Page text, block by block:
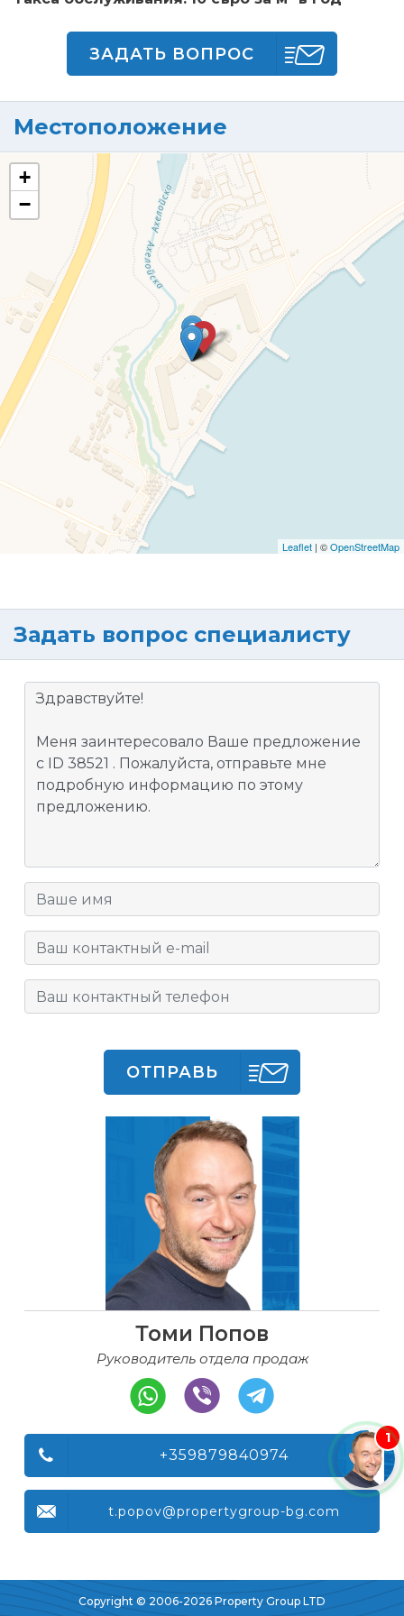
ЗАДАТЬ ВОПРОС
Местоположение
+
−
Leaflet | ©OpenStreetMap
Задать вопрос специалисту
ОТПРАВЬ
Томи Попов
Руководитель отдела продаж
+359879840974
t.popov@propertygroup-bg.com
Copyright © 2006-2026 Property Group LTD
1